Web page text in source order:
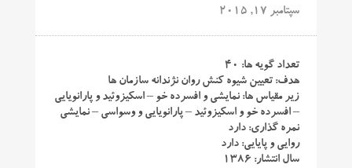
سپتامبر 17, 2015
تعداد گویه ها: ۴۰
هدف: تعیین شیوه کنش روان نژندانه سازمان ها
زیر مقیاس ها: نمایشی و افسرده خو – اسکیزوئید و پارانویایی
– افسرده خو و اسکیزوئید – پارانویایی و وسواسی – نمایشی
نمره گذاری: دارد
روایی و پایایی: دارد
سال انتشار: ۱۳۸۶